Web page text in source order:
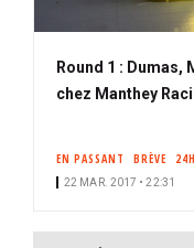
Round 1 :
chez Manthey
EN PASSANT BRÈVE
22 MAR. 2017 • 22:31